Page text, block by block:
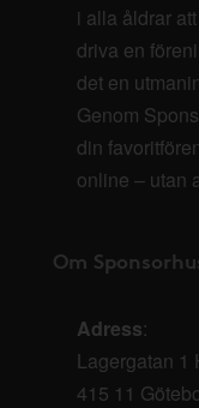
i alla åldrar
driva en
det en
Genom
din
online – utan
Om
Adress:
Lagergatan 1
415 11